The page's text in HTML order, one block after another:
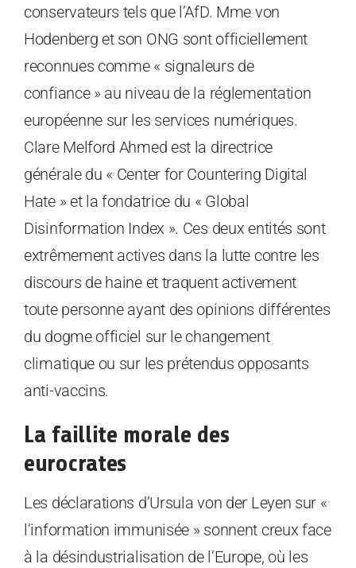
conservateurs tels que l’AfD. Mme von
Hodenberg et son ONG sont officiellement
reconnues comme « signaleurs de
confiance » au niveau de la réglementation
européenne sur les services numériques.
Clare Melford Ahmed est la directrice
générale du « Center for Countering Digital
Hate » et la fondatrice du « Global
Disinformation Index ». Ces deux entités sont
extrêmement actives dans la lutte contre les
discours de haine et traquent activement
toute personne ayant des opinions différentes
du dogme officiel sur le changement
climatique ou sur les prétendus opposants
anti-vaccins.
La faillite morale des
eurocrates
Les déclarations d’Ursula von der Leyen sur «
l’information immunisée » sonnent creux face
à la désindustrialisation de l’Europe, où les